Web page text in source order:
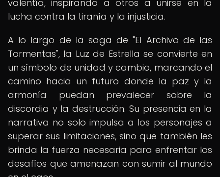
valentía, inspirando a otros a unirse en la
lucha contra la tiranía y la injusticia.
A lo largo de la saga de "El Archivo de las
Tormentas", la Luz de Estrella se convierte en
un símbolo de unidad y cambio, marcando el
camino hacia un futuro donde la paz y la
armonía puedan prevalecer sobre la
discordia y la destrucción. Su presencia en la
narrativa no solo impulsa a los personajes a
superar sus limitaciones, sino que también les
brinda la fuerza necesaria para enfrentar los
desafíos que amenazan con sumir al mundo